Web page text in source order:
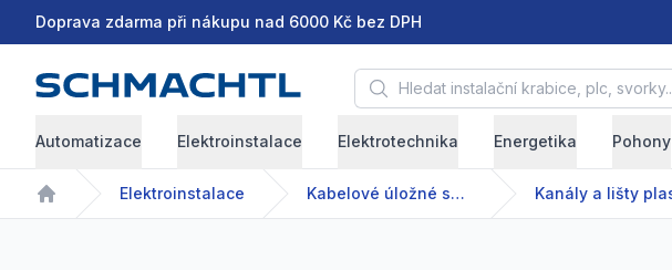
Doprava zdarma při nákupu nad 6000 Kč bez DPH
Hledat instalační krabice, plc, svorky...
Automatizace Elektroinstalace Elektrotechnika Energetika Pohony
Home
Elektroinstalace Kabelové úložné systémy